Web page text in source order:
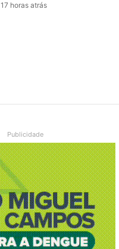
17 horas atrás
Publicidade